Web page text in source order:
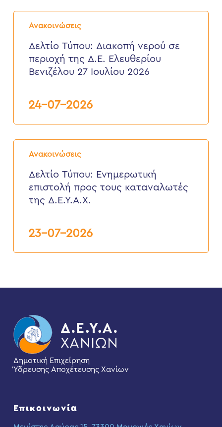
2026Ανακοινώσεις
Δελτίο
Τύπου:
νερού
περιοχή
2026
Δελτίο Τύπου: Διακοπή νερού σε
περιοχή της Δ.Ε. Ελευθερίου
Βενιζέλου 27 Ιουλίου 2026
24-07-2026
Ανακοινώσεις
Δελτίο
Τύπου:
επιστολή
προς
τους
καταναλωτές
Δελτίο Τύπου: Eνημερωτική
επιστολή προς τους καταναλωτές
της Δ.Ε.Υ.Α.Χ.
23-07-2026
Δημοτική Επιχείρηση
Ύδρευσης Αποχέτευσης Χανίων
Επικοινωνία